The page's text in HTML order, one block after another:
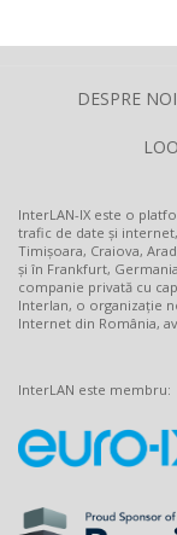
DESPRE NOI
InterLAN-IX este o
trafic de date și
Timișoara, Craiova,
și în Frankfurt,
companie privată cu
Interlan, o organizație
Internet din România,
InterLAN este membru: